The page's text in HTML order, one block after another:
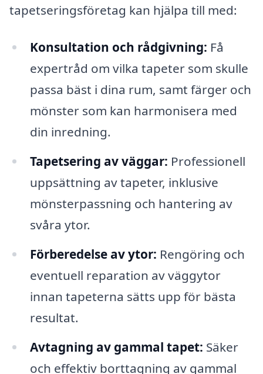
tapetseringsföretag kan hjälpa till med:
Konsultation och rådgivning: Få
expertråd om vilka tapeter som skulle
passa bäst i dina rum, samt färger och
mönster som kan harmonisera med
din inredning.
Tapetsering av väggar: Professionell
uppsättning av tapeter, inklusive
mönsterpassning och hantering av
svåra ytor.
Förberedelse av ytor: Rengöring och
eventuell reparation av väggytor
innan tapeterna sätts upp för bästa
resultat.
Avtagning av gammal tapet: Säker
och effektiv borttagning av gammal